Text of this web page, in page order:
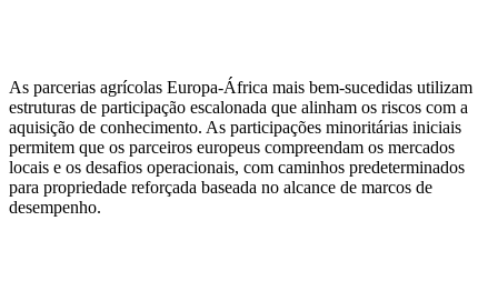
As parcerias agrícolas Europa-África mais bem-sucedidas utilizam
estruturas de participação escalonada que alinham os riscos com a
aquisição de conhecimento. As participações minoritárias iniciais
permitem que os parceiros europeus compreendam os mercados
locais e os desafios operacionais, com caminhos predeterminados
para propriedade reforçada baseada no alcance de marcos de
desempenho.